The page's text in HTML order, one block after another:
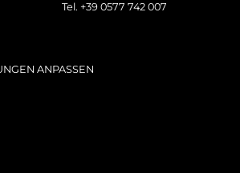
Tel. +39 0577 742 007
ANPASSEN